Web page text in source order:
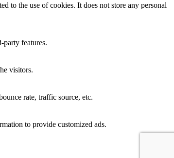
to the use of cookies. It does not store any personal
party features.
visitors.
rate, traffic source, etc.
to provide customized ads.